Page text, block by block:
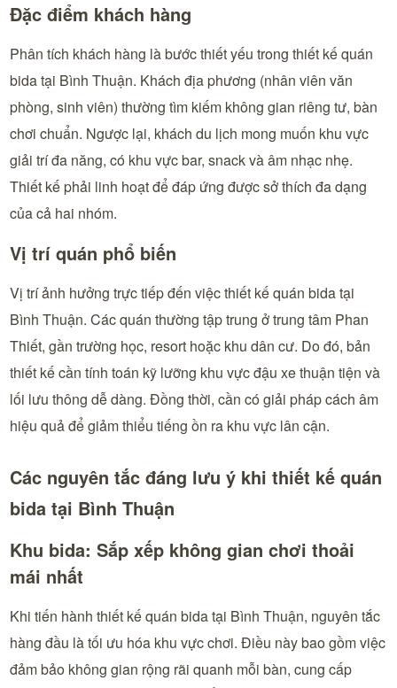
Đặc điểm khách hàng
Phân tích khách hàng là bước thiết yếu trong thiết kế quán
bida tại Bình Thuận. Khách địa phương (nhân viên văn
phòng, sinh viên) thường tìm kiếm không gian riêng tư, bàn
chơi chuẩn. Ngược lại, khách du lịch mong muốn khu vực
giải trí đa năng, có khu vực bar, snack và âm nhạc nhẹ.
Thiết kế phải linh hoạt để đáp ứng được sở thích đa dạng
của cả hai nhóm.
Vị trí quán phổ biến
Vị trí ảnh hưởng trực tiếp đến việc thiết kế quán bida tại
Bình Thuận. Các quán thường tập trung ở trung tâm Phan
Thiết, gần trường học, resort hoặc khu dân cư. Do đó, bản
thiết kế cần tính toán kỹ lưỡng khu vực đậu xe thuận tiện và
lối lưu thông dễ dàng. Đồng thời, cần có giải pháp cách âm
hiệu quả để giảm thiểu tiếng ồn ra khu vực lân cận.
Các nguyên tắc đáng lưu ý khi thiết kế quán
bida tại Bình Thuận
Khu bida: Sắp xếp không gian chơi thoải
mái nhất
Khi tiến hành thiết kế quán bida tại Bình Thuận, nguyên tắc
hàng đầu là tối ưu hóa khu vực chơi. Điều này bao gồm việc
đảm bảo không gian rộng rãi quanh mỗi bàn, cung cấp